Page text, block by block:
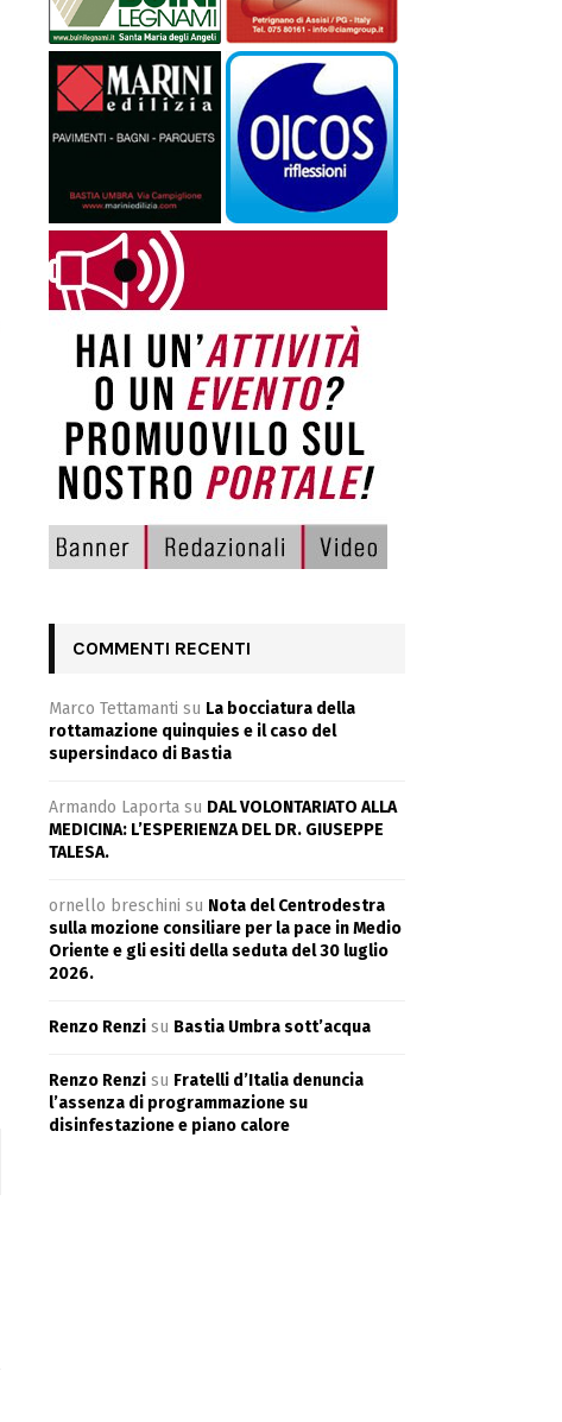
COMMENTI RECENTI
Marco Tettamanti su La bocciatura della
rottamazione quinquies e il caso del
supersindaco di Bastia
Armando Laporta su DAL VOLONTARIATO ALLA
MEDICINA: L’ESPERIENZA DEL DR. GIUSEPPE
TALESA.
ornello breschini su Nota del Centrodestra
sulla mozione consiliare per la pace in Medio
Oriente e gli esiti della seduta del 30 luglio
2026.
Renzo Renzi su Bastia Umbra sott’acqua
Renzo Renzi su Fratelli d’Italia denuncia
l’assenza di programmazione su
disinfestazione e piano calore